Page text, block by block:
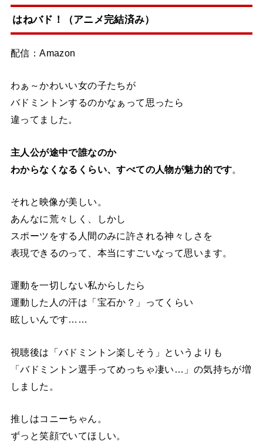
はねバド！（アニメ完結済み）
配信：Amazon
わぁ～かわいい女の子たちが
バドミントンするのかなぁって思ったら
違ってました。
主人公が途中で誰なのか
わからなくなるくらい、すべての人物が魅力的です。
それと映像が美しい。
あんなに荒々しく、しかし
スポーツをする人間のみに許される神々しさを
表現できるのって、本当にすごいなって思います。
運動を一切しない私からしたら
運動した人の汗は「宝石か？」ってくらい
眩しいんです……
視聴後は「バドミントン楽しそう」というよりも
「バドミントン選手ってめっちゃ凄い…」の気持ちが増
しました。
推しはコニーちゃん。
ずっと笑顔でいてほしい。